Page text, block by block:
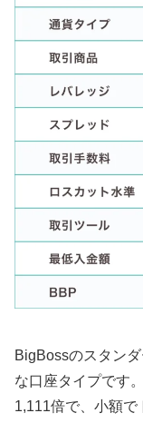
BigBossのスタン
な口座タイプです
1,111倍で、小額で